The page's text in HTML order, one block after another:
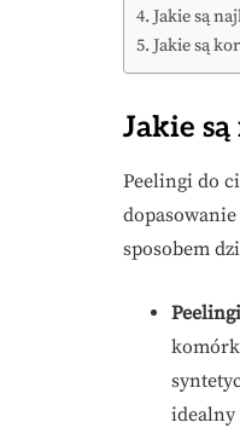
Jakie są
Jakie są
Jakie są
Peelingi do
sposobem
idealny